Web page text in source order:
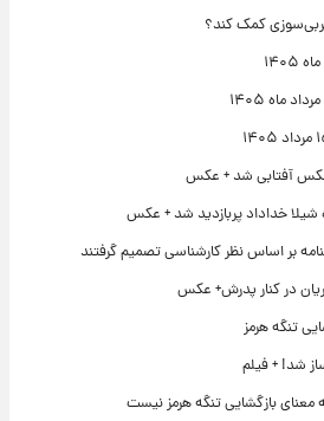
کمک کند؟
عکس آفتابی شد + عکس
بر اساس نظر کارشناسی تصمیم گرفتند
در کنار پدرش+ عکس
تنگه هرمز
شد! + فیلم
معنای بازگشایی تنگه هرمز نیست